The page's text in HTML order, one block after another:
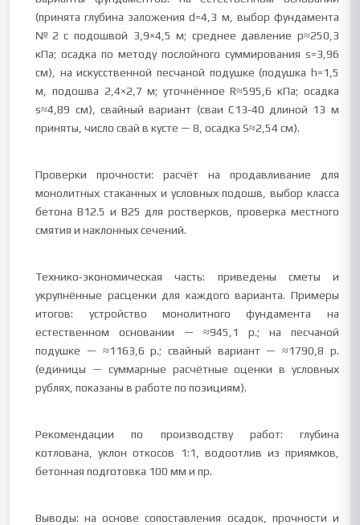
(принята глубина заложения d=4,3 м, выбор фундамента
№2 с подошвой 3,9×4,5 м; среднее давление p≈250,3
кПа; осадка по методу послойного суммирования s=3,96
см), на искусственной песчаной подушке (подушка h=1,5
м, подошва 2,4×2,7 м; уточнённое R≈595,6 кПа; осадка
s≈4,89 см), свайный вариант (сваи С13‑40 длиной 13 м
приняты, число свай в кусте — 8, осадка S≈2,54 см).
Проверки прочности: расчёт на продавливание для
монолитных стаканных и условных подошв, выбор класса
бетона B12.5 и B25 для ростверков, проверка местного
смятия и наклонных сечений.
Технико‑экономическая часть: приведены сметы и
укрупнённые расценки для каждого варианта. Примеры
итогов: устройство монолитного фундамента на
естественном основании — ≈945,1 р.; на песчаной
подушке — ≈1163,6 р.; свайный вариант — ≈1790,8 р.
(единицы — суммарные расчётные оценки в условных
рублях, показаны в работе по позициям).
Рекомендации по производству работ: глубина
котлована, уклон откосов 1:1, водоотлив из приямков,
бетонная подготовка 100 мм и пр.
Выводы: на основе сопоставления осадок, прочности и